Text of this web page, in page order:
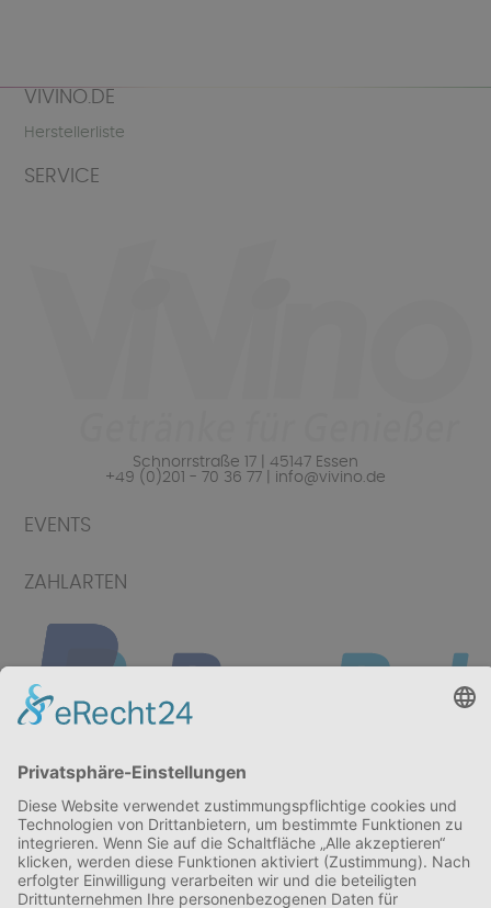
VIVINO.DE
Herstellerliste
SERVICE
Schnorrstraße 17 | 45147 Essen
+49 (0)201 - 70 36 77 | info@vivino.de
EVENTS
ZAHLARTEN